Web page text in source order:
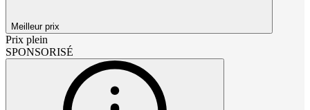
Meilleur prix
Prix plein
SPONSORISÉ